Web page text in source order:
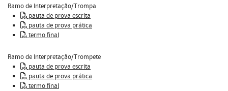
Ramo de Interpretação/Trompa
pauta de prova escrita
pauta de prova prática
termo final
Ramo de Interpretação/Trompete
pauta de prova escrita
pauta de prova prática
termo final